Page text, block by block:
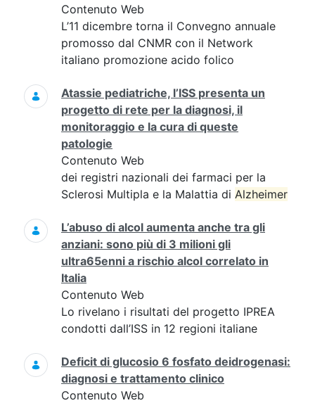
Contenuto Web
L’11 dicembre torna il Convegno annuale
promosso dal CNMR con il Network
italiano promozione acido folico
Atassie pediatriche, l’ISS presenta un
progetto di rete per la diagnosi, il
monitoraggio e la cura di queste
patologie
Contenuto Web
dei registri nazionali dei farmaci per la
Sclerosi Multipla e la Malattia di Alzheimer
L’abuso di alcol aumenta anche tra gli
anziani: sono più di 3 milioni gli
ultra65enni a rischio alcol correlato in
Italia
Contenuto Web
Lo rivelano i risultati del progetto IPREA
condotti dall’ISS in 12 regioni italiane
Deficit di glucosio 6 fosfato deidrogenasi:
diagnosi e trattamento clinico
Contenuto Web